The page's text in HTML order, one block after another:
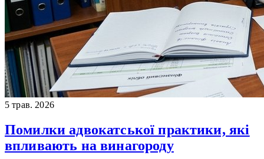
5 трав. 2026
Помилки адвокатської практики, які
впливають на винагороду